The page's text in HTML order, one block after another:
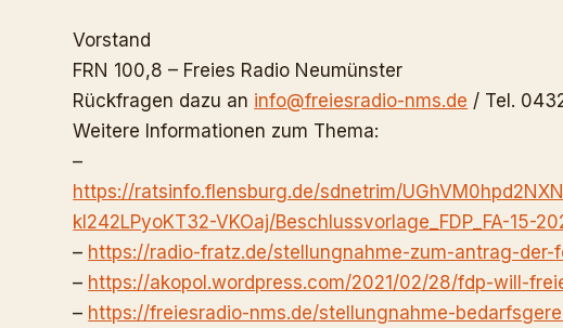
Vorstand
FRN 100,8 – Freies Radio Neumünster
Rückfragen dazu an info@freiesradio-nms.de / Tel.
Weitere Informationen zum Thema:
–
https://ratsinfo.flensburg.de/sdnetrim/
kI242LPyoKT32-VKOaj/Beschlussvorlage_FDP_FA-15-
– https://radio-fratz.de/stellungnahme-zum-antrag-der-
– https://akopol.wordpress.com/2021/02/28/fdp-will-
– https://freiesradio-nms.de/stellungnahme-